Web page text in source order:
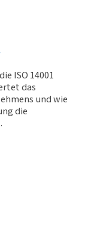
ISO 14001
das
und wie
die